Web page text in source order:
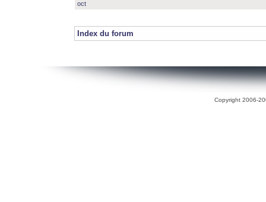
oct
Index du forum
Copyright 2006-